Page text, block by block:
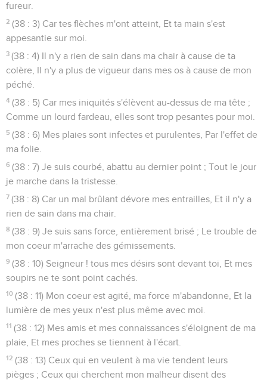
fureur.
2 (38 : 3) Car tes flèches m'ont atteint, Et ta main s'est
appesantie sur moi.
3 (38 : 4) Il n'y a rien de sain dans ma chair à cause de ta
colère, Il n'y a plus de vigueur dans mes os à cause de mon
péché.
4 (38 : 5) Car mes iniquités s'élèvent au-dessus de ma tête ;
Comme un lourd fardeau, elles sont trop pesantes pour moi.
5 (38 : 6) Mes plaies sont infectes et purulentes, Par l'effet de
ma folie.
6 (38 : 7) Je suis courbé, abattu au dernier point ; Tout le jour
je marche dans la tristesse.
7 (38 : 8) Car un mal brûlant dévore mes entrailles, Et il n'y a
rien de sain dans ma chair.
8 (38 : 9) Je suis sans force, entièrement brisé ; Le trouble de
mon coeur m'arrache des gémissements.
9 (38 : 10) Seigneur ! tous mes désirs sont devant toi, Et mes
soupirs ne te sont point cachés.
10 (38 : 11) Mon coeur est agité, ma force m'abandonne, Et la
lumière de mes yeux n'est plus même avec moi.
11 (38 : 12) Mes amis et mes connaissances s'éloignent de ma
plaie, Et mes proches se tiennent à l'écart.
12 (38 : 13) Ceux qui en veulent à ma vie tendent leurs
pièges ; Ceux qui cherchent mon malheur disent des